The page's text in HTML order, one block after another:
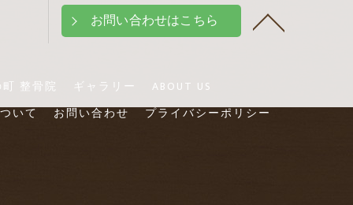
お問い合わせはこちら
整骨院 ギャラリー
ABOUT US
いて
お問い合わせ プライバシーポリシー